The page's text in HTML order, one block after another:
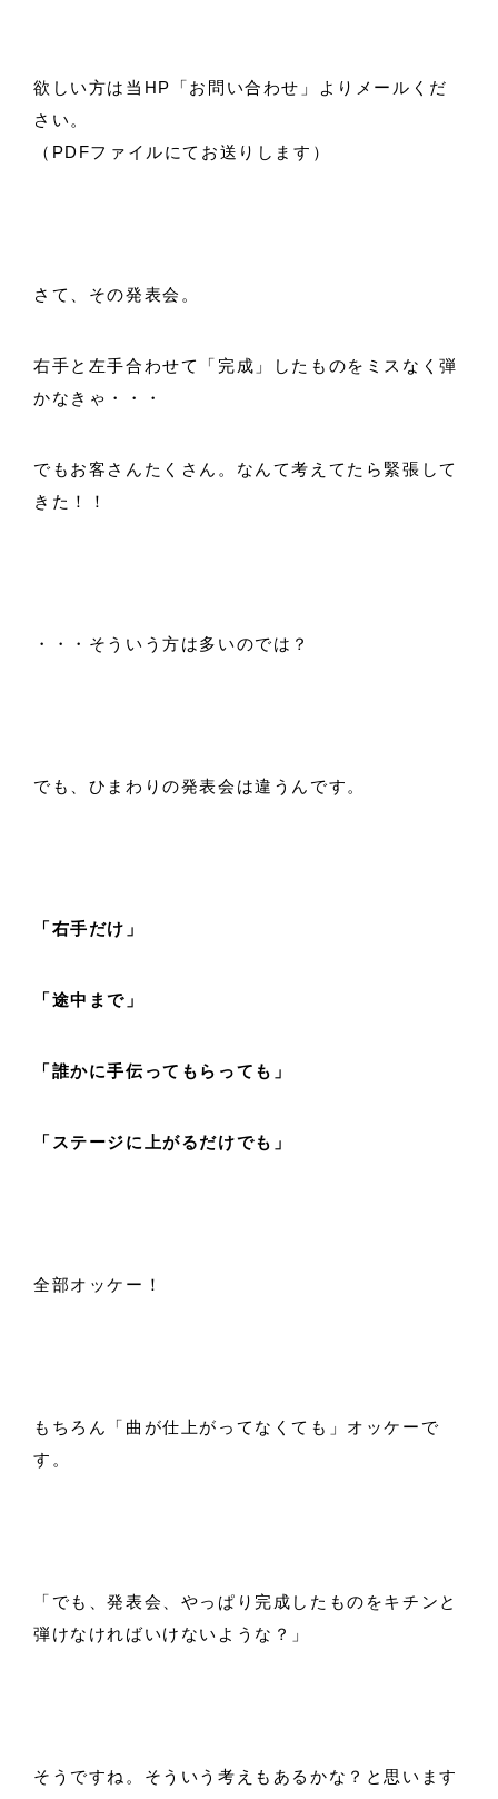
欲しい方は当HP「お問い合わせ」よりメールくだ
さい。
（PDFファイルにてお送りします）
さて、その発表会。
右手と左手合わせて「完成」したものをミスなく弾
かなきゃ・・・
でもお客さんたくさん。なんて考えてたら緊張して
きた！！
・・・そういう方は多いのでは？
でも、ひまわりの発表会は違うんです。
「右手だけ」
「途中まで」
「誰かに手伝ってもらっても」
「ステージに上がるだけでも」
全部オッケー！
もちろん「曲が仕上がってなくても」オッケーで
す。
「でも、発表会、やっぱり完成したものをキチンと
弾けなければいけないような？」
そうですね。そういう考えもあるかな？と思います